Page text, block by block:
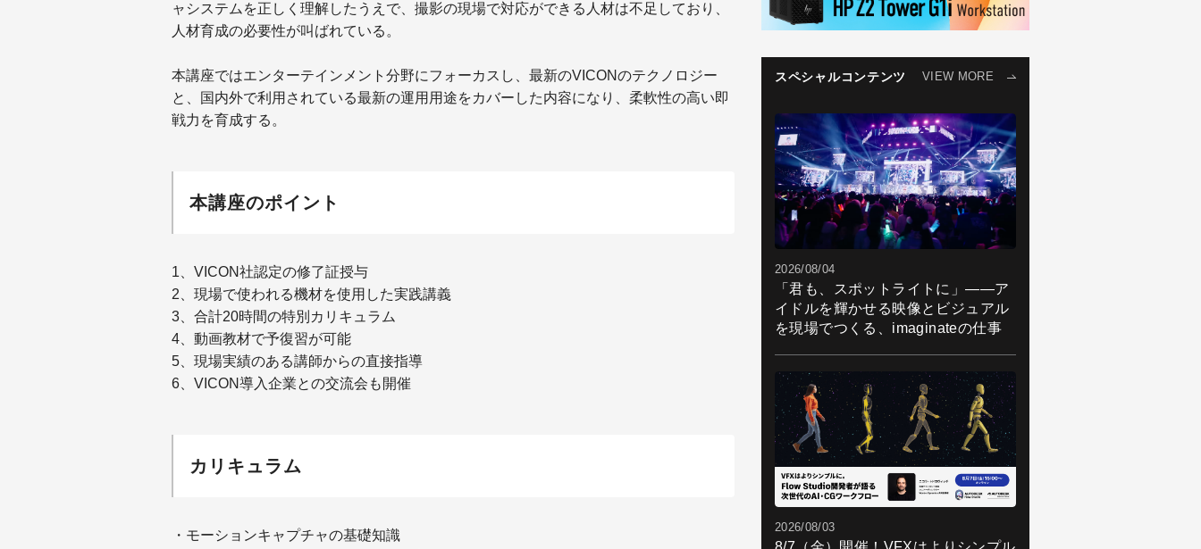
ャシステムを正しく理解したうえで、撮影の現場で対応ができる人材は不足しており、
人材育成の必要性が叫ばれている。
本講座ではエンターテインメント分野にフォーカスし、最新のVICONのテクノロジー
と、国内外で利用されている最新の運用用途をカバーした内容になり、柔軟性の高い即
戦力を育成する。
本講座のポイント
1、VICON社認定の修了証授与
2、現場で使われる機材を使用した実践講義
3、合計20時間の特別カリキュラム
4、動画教材で予復習が可能
5、現場実績のある講師からの直接指導
6、VICON導入企業との交流会も開催
カリキュラム
・モーションキャプチャの基礎知識
スペシャルコンテンツ VIEW MORE
2026/08/04
「君も、スポットライトに」――ア
イドルを輝かせる映像とビジュアル
を現場でつくる、imaginateの仕事
2026/08/03